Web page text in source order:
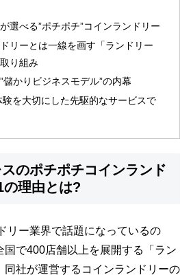
選べる”ポチポチ”コインランドリー
リーとは一線を画す「ランドリー
り組み
儲かりビジネスモデル”の内幕
験を大切にした先駆的なサービスで
のポチポチコインランド
の理由とは?
リー業界で話題になっているの
国で400店舗以上を展開する「ラン
同社が運営するコインランドリーの